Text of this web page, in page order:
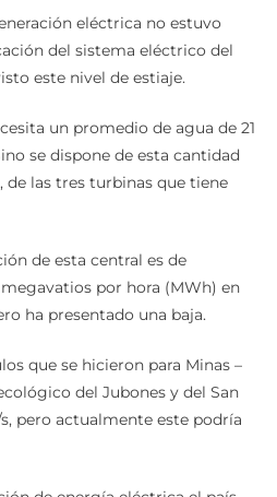
eléctrica no estuvo
del sistema eléctrico del
un promedio de agua de 21
se dispone de esta cantidad
las tres turbinas que tiene
de esta central es de
por hora (MWh) en
que se hicieron para Minas –
del Jubones y del San
pero actualmente este podría